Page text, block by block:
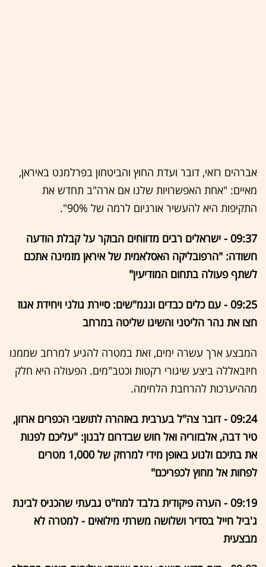
אברהים רזאי, דובר ועדת החוץ והביטחון בפרלמנט באיראן,
מאיים: "אחת האפשרויות שלנו אם ארה"ב תחדש את
התקיפות היא להעשיר אורניום לרמה של 90%".
09:37 - ישראלים רבים מדווחים הבוקר על קבלת הודעה
חשודה: "הרפובליקה האסלאמית של איראן מזמינה אתכם
לשתף פעולה בתחום המודיעין"
09:25 - עם כלים כבדים ונגמ"שים: סיירת גולני ויחידת אגוז
חצו את נהר הליטני והשיגו שליטה במרחב
המבצע ארך עשרה ימים, זאת במטרה להגיע למרחב שממנו
חיזבאללה ביצע שיגורי רקטות וכטב"מים. הפעולה היא חלק
מההיערכות להרחבת הלחימה.
09:24 - דובר צה"ל בערבית באזהרה לתושבי הכפרים ארזון,
טיר דבה, אלבזוריה ואל חוש שבדרום לבנון: "עליכם לפנות
את בתיכם ולנוע באופן מידי למרחק של 1,000 מטרים
לפחות אל מחוץ לכפריכם"
09:19 - הערה פיקודית בלבד למח"ט גבעתי שהכניס לבינת
ג'ביל חייל בסדיר ושלושה משרתי מילואים - למטרה לא
מבצעית